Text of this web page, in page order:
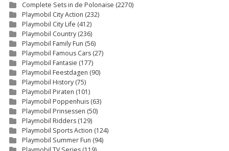
Complete Sets in de Polonaise (2270)
Playmobil City Action (232)
Playmobil City Life (412)
Playmobil Country (236)
Playmobil Family Fun (56)
Playmobil Famous Cars (27)
Playmobil Fantasie (177)
Playmobil Feestdagen (90)
Playmobil History (75)
Playmobil Piraten (101)
Playmobil Poppenhuis (63)
Playmobil Prinsessen (50)
Playmobil Ridders (129)
Playmobil Sports Action (124)
Playmobil Summer Fun (94)